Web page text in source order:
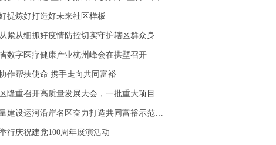
提炼好打造好未来社区样板
紧从细抓好疫情防控切实守护辖区群众身体健康
数字医疗健康产业杭州峰会在拱墅召开
作帮扶使命 携手走向共同富裕
隆重召开高质量发展大会，一批重大项目开工签约
建设运河沿岸名区奋力打造共同富裕示范区拱墅样本
行庆祝建党100周年展演活动